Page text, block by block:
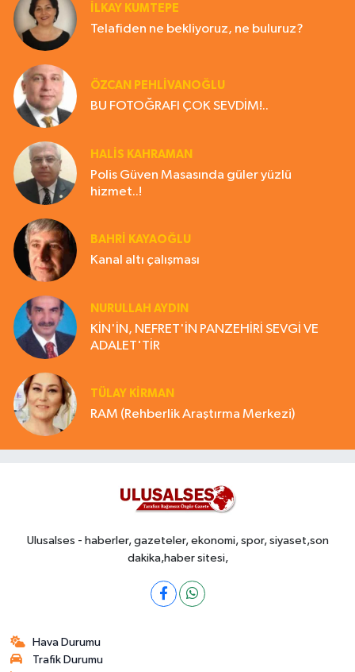
İLKAY KUMTEPE
Telafiden ne bekliyoruz, ne buluruz?
ÖZCAN PEHLİVANOĞLU
BU FOTOĞRAFI ÇOK SEVDİM!..
HALIS KAHRAMAN
Polis Güven Masasında güler yüzlü
hizmet..!
BAHRI KAYAOĞLU
Kanal altı çalışması
NURULLAH AYDIN
KİN'İN, NEFRET'İN PANZEHİRİ SEVGİ VE
ADALET'TİR
TÜLAY KİRMAN
RAM (Rehberlik Araştırma Merkezi)
Ulusalses - haberler, gazeteler, ekonomi, spor, siyaset,son
dakika,haber sitesi,
Hava Durumu
Trafik Durumu